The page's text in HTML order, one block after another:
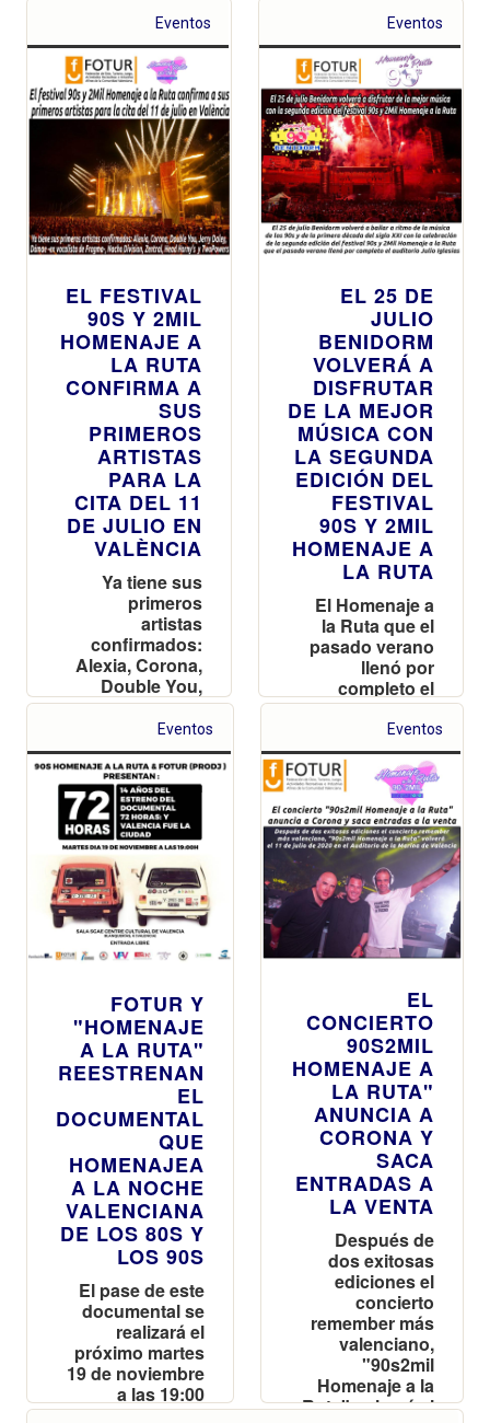
en Valencia
Eventos
EL FESTIVAL
90S Y 2MIL
HOMENAJE A
LA RUTA
CONFIRMA A
SUS
PRIMEROS
ARTISTAS
PARA LA
CITA DEL 11
DE JULIO EN
VALÈNCIA
Ya tiene sus
primeros
artistas
confirmados:
Alexia, Corona,
Double You,
Jerry Daley,
Dámae -ex
vocalista de
Fragma-, Nacho
Division,
Zentral, Head
Horny’s y
TwoPowers
Eventos
EL 25 DE
JULIO
BENIDORM
VOLVERÁ A
DISFRUTAR
DE LA MEJOR
MÚSICA CON
LA SEGUNDA
EDICIÓN DEL
FESTIVAL
90S Y 2MIL
HOMENAJE A
LA RUTA
El Homenaje a
la Ruta que el
pasado verano
llenó por
completo el
auditorio Julio
Iglesias
Eventos
FOTUR Y
"HOMENAJE
A LA RUTA"
REESTRENAN
EL
DOCUMENTAL
QUE
HOMENAJEA
A LA NOCHE
VALENCIANA
DE LOS 80S Y
LOS 90S
El pase de este
documental se
realizará el
próximo martes
19 de noviembre
a las 19:00
horas en la
Eventos
EL
CONCIERTO
90S2MIL
HOMENAJE A
LA RUTA"
ANUNCIA A
CORONA Y
SACA
ENTRADAS A
LA VENTA
Después de
dos exitosas
ediciones el
concierto
remember más
valenciano,
"90s2mil
Homenaje a la
Ruta" volverá el